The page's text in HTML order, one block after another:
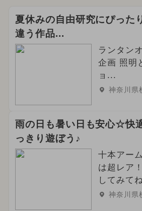
夏休みの自由研究にぴった
違う作品...
ランタン
企画 照明
ョ...
神奈川県
雨の日も暑い日も安心☆快
っきり遊ぼう♪
十本アー
は超レア
してみて
神奈川県